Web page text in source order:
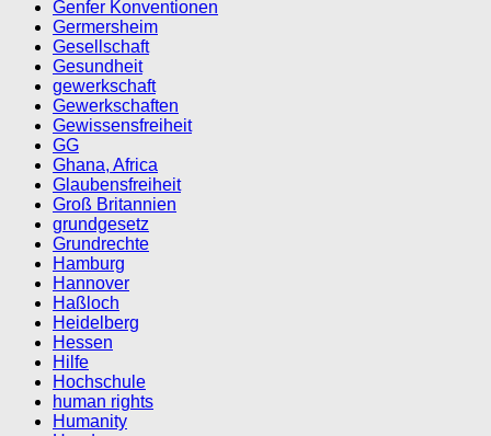
Genfer Konventionen
Germersheim
Gesellschaft
Gesundheit
gewerkschaft
Gewerkschaften
Gewissensfreiheit
GG
Ghana, Africa
Glaubensfreiheit
Groß Britannien
grundgesetz
Grundrechte
Hamburg
Hannover
Haßloch
Heidelberg
Hessen
Hilfe
Hochschule
human rights
Humanity